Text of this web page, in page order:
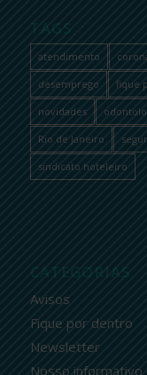
TAGS
atendimento
desemprego fique
novidades
Rio de Janeiro
sindicato hoteleiro
CATEGORIAS
Avisos
Fique por dentro
Newsletter
Nosso informativo